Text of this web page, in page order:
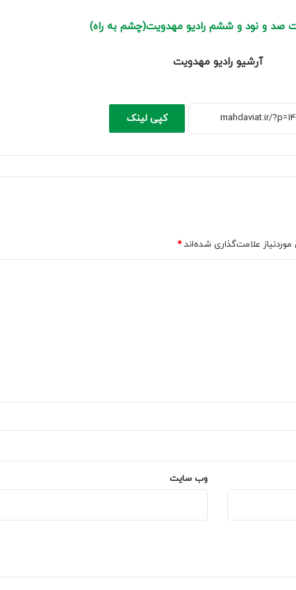
صد و نود و ششم رادیو مهدویت(چشم به راه)
آرشیو رادیو مهدویت
کپی لینک
علامت‌گذاری شده‌اند*
وب‌ سایت